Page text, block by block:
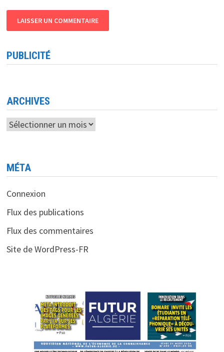
PUBLICITÉ
ARCHIVES
Archives
MÉTA
Connexion
Flux des publications
Flux des commentaires
Site de WordPress-FR